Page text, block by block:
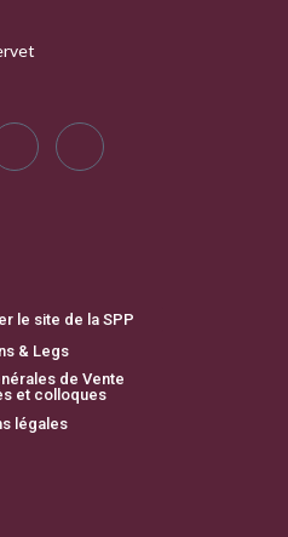
le site de la SPP
& Legs
de Vente
et colloques
légales